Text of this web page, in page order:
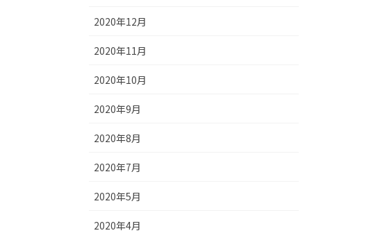
2020年12月
2020年11月
2020年10月
2020年9月
2020年8月
2020年7月
2020年5月
2020年4月